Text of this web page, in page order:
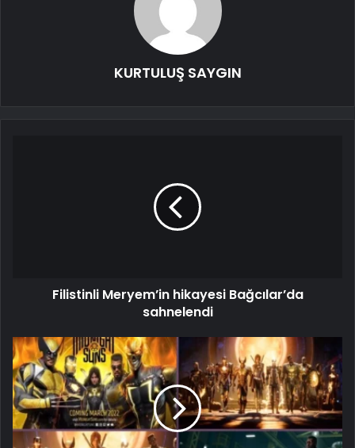
KURTULUŞ SAYGIN
Filistinli Meryem’in hikayesi Bağcılar’da
sahnelendi